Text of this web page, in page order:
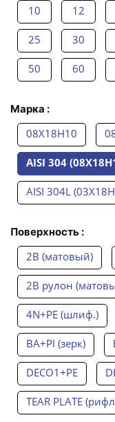
10 12
25 30
50 60
Марка :
08Х18Н10
AISI 304
AISI 304L
Поверхность :
2B (матовый)
2B рулон
4N+PE (шлиф.)
BA+PI (зерк)
DECO1+PE
TEAR PLATE